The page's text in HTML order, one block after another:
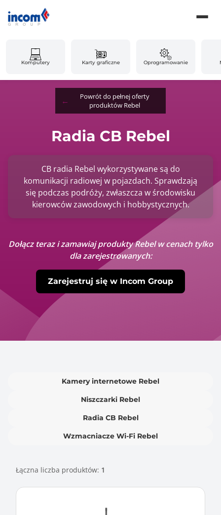
Komputery Karty graficzne Oprogramowanie
Powrót do pełnej oferty
produktów Rebel
Radia CB Rebel
CB radia Rebel wykorzystywane są do
komunikacji radiowej w pojazdach. Sprawdzają
się podczas podróży, zwłaszcza w środowisku
kierowców zawodowych i hobbystycznych.
Dołącz teraz i zamawiaj produkty Rebel w cenach tylko
dla zarejestrowanych:
Zarejestruj się w Incom Group
Kamery internetowe Rebel
Niszczarki Rebel
Radia CB Rebel
Wzmacniacze Wi-Fi Rebel
Łączna liczba produktów: 1